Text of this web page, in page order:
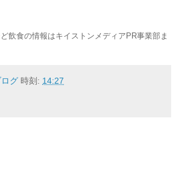
飲食の情報はキイストンメディアPR事業部ま
グ 時刻: 14:27